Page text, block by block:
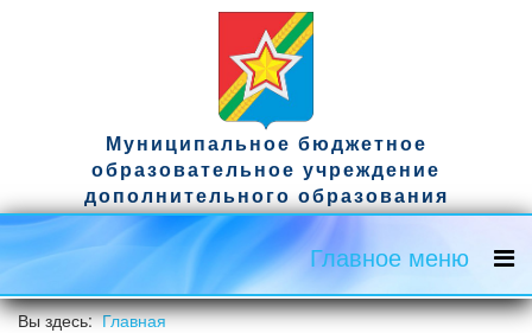
Муниципальное бюджетное
образовательное учреждение
дополнительного образования
спортивная школа имени гвардии
капитана Д.А. Ужвака
Официальный сайт
Главное меню
Вы здесь:Главная